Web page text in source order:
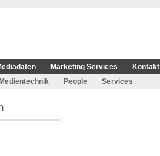
Marketing Services Kontakt
Medientechnik People Services